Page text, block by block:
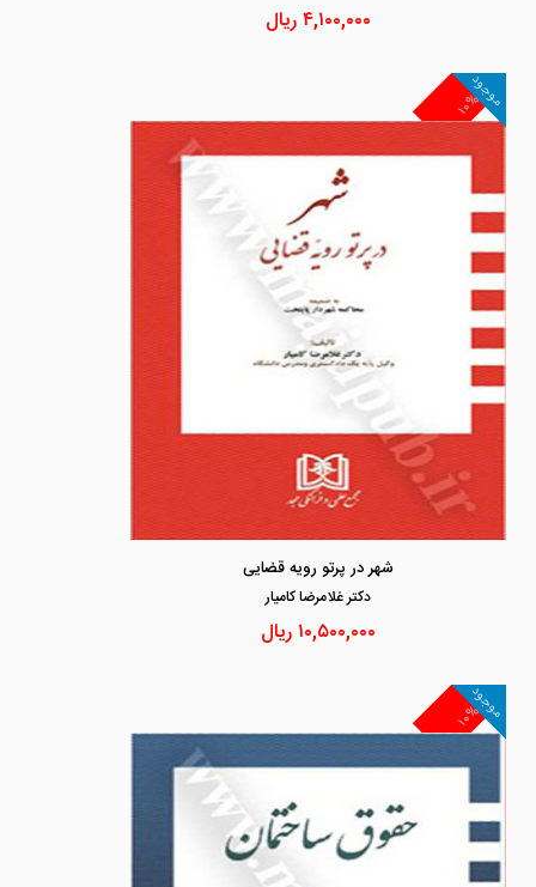
۴,۱۰۰,۰۰۰ریال
۱۰%
موجود
شهر در پرتو رویه قضایی
دكتر غلامرضا كاميار
۱۰,۵۰۰,۰۰۰ ریال
۱۰%
موجود